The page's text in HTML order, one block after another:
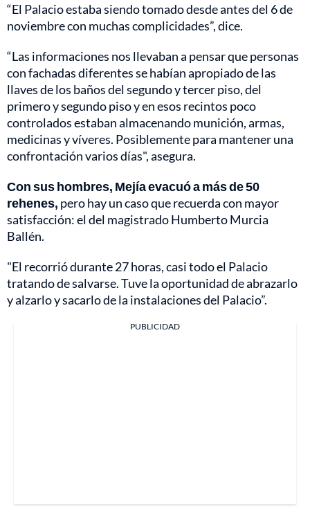
“El Palacio estaba siendo tomado desde antes del 6 de
noviembre con muchas complicidades”, dice.
“Las informaciones nos llevaban a pensar que personas
con fachadas diferentes se habían apropiado de las
llaves de los baños del segundo y tercer piso, del
primero y segundo piso y en esos recintos poco
controlados estaban almacenando munición, armas,
medicinas y víveres. Posiblemente para mantener una
confrontación varios días", asegura.
Con sus hombres, Mejía evacuó a más de 50
rehenes, pero hay un caso que recuerda con mayor
satisfacción: el del magistrado Humberto Murcia
Ballén.
"El recorrió durante 27 horas, casi todo el Palacio
tratando de salvarse. Tuve la oportunidad de abrazarlo
y alzarlo y sacarlo de la instalaciones del Palacio”.
PUBLICIDAD